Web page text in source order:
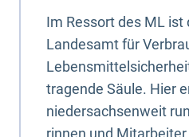
Im Ressort des ML ist
Landesamt für
tragende Säule. Hier
niedersachsenweit